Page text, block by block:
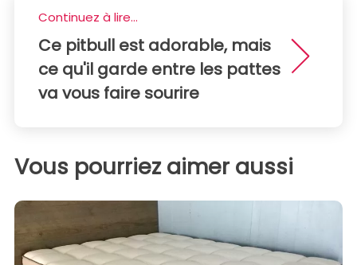
Continuez à lire...
Ce pitbull est adorable, mais
ce qu'il garde entre les pattes
va vous faire sourire
Vous pourriez aimer aussi